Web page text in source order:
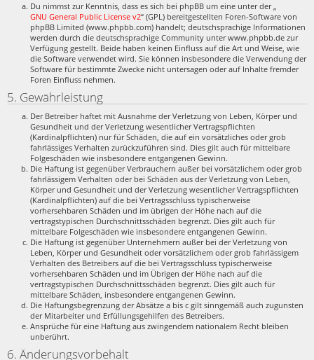
Du nimmst zur Kenntnis, dass es sich bei phpBB um eine unter der „
GNU General Public License v2“ (GPL) bereitgestellten Foren-Software von
phpBB Limited (www.phpbb.com) handelt; deutschsprachige Informationen
werden durch die deutschsprachige Community unter www.phpbb.de zur
Verfügung gestellt. Beide haben keinen Einfluss auf die Art und Weise, wie
die Software verwendet wird. Sie können insbesondere die Verwendung der
Software für bestimmte Zwecke nicht untersagen oder auf Inhalte fremder
Foren Einfluss nehmen.
5. Gewährleistung
Der Betreiber haftet mit Ausnahme der Verletzung von Leben, Körper und
Gesundheit und der Verletzung wesentlicher Vertragspflichten
(Kardinalpflichten) nur für Schäden, die auf ein vorsätzliches oder grob
fahrlässiges Verhalten zurückzuführen sind. Dies gilt auch für mittelbare
Folgeschäden wie insbesondere entgangenen Gewinn.
Die Haftung ist gegenüber Verbrauchern außer bei vorsätzlichem oder grob
fahrlässigem Verhalten oder bei Schäden aus der Verletzung von Leben,
Körper und Gesundheit und der Verletzung wesentlicher Vertragspflichten
(Kardinalpflichten) auf die bei Vertragsschluss typischerweise
vorhersehbaren Schäden und im übrigen der Höhe nach auf die
vertragstypischen Durchschnittsschäden begrenzt. Dies gilt auch für
mittelbare Folgeschäden wie insbesondere entgangenen Gewinn.
Die Haftung ist gegenüber Unternehmern außer bei der Verletzung von
Leben, Körper und Gesundheit oder vorsätzlichem oder grob fahrlässigem
Verhalten des Betreibers auf die bei Vertragsschluss typischerweise
vorhersehbaren Schäden und im Übrigen der Höhe nach auf die
vertragstypischen Durchschnittsschäden begrenzt. Dies gilt auch für
mittelbare Schäden, insbesondere entgangenen Gewinn.
Die Haftungsbegrenzung der Absätze a bis c gilt sinngemäß auch zugunsten
der Mitarbeiter und Erfüllungsgehilfen des Betreibers.
Ansprüche für eine Haftung aus zwingendem nationalem Recht bleiben
unberührt.
6. Änderungsvorbehalt